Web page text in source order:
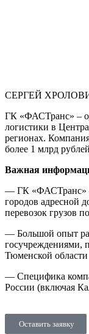
СЕРГЕЙ
ГК «ФАСТранс» –
логистики в
регионах.
более 1 млрд
Важная
— ГК «ФАСТранс»
городов адресной
перевозок грузов
— Большой опыт
госучреждениями,
Тюменской области
— Специфика
России (включая
Оставить заявку